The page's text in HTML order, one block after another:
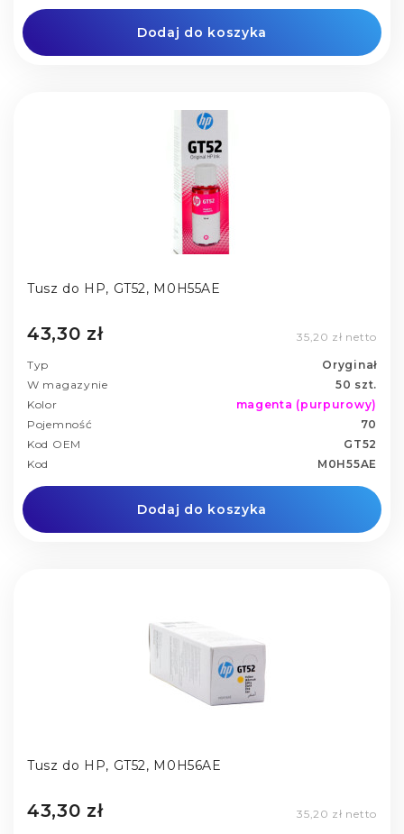
Dodaj do koszyka
Tusz do HP, GT52, M0H55AE
43,30 zł 35,20 zł netto
Typ
Oryginał
W magazynie
50 szt.
Kolor
magenta (purpurowy)
Pojemność
70
Kod OEM
GT52
Kod
M0H55AE
Dodaj do koszyka
Tusz do HP, GT52, M0H56AE
43,30 zł 35,20 zł netto